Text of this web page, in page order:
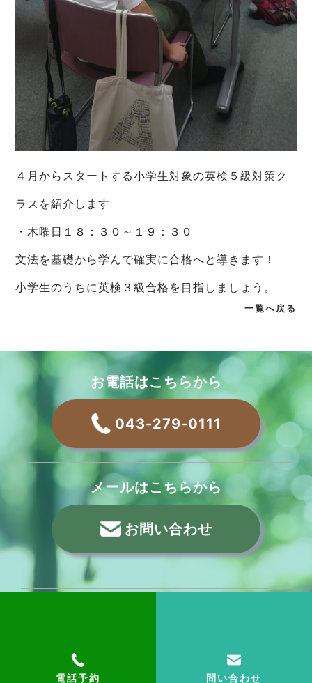
電話予約 問い合わせ
４月からスタートする小学生対象の英検５級対策ク
ラスを紹介します
・木曜日１８：３０～１９：３０
文法を基礎から学んで確実に合格へと導きます！
小学生のうちに英検３級合格を目指しましょう。
一覧へ戻る
お電話はこちらから
043-279-0111
メールはこちらから
お問い合わせ